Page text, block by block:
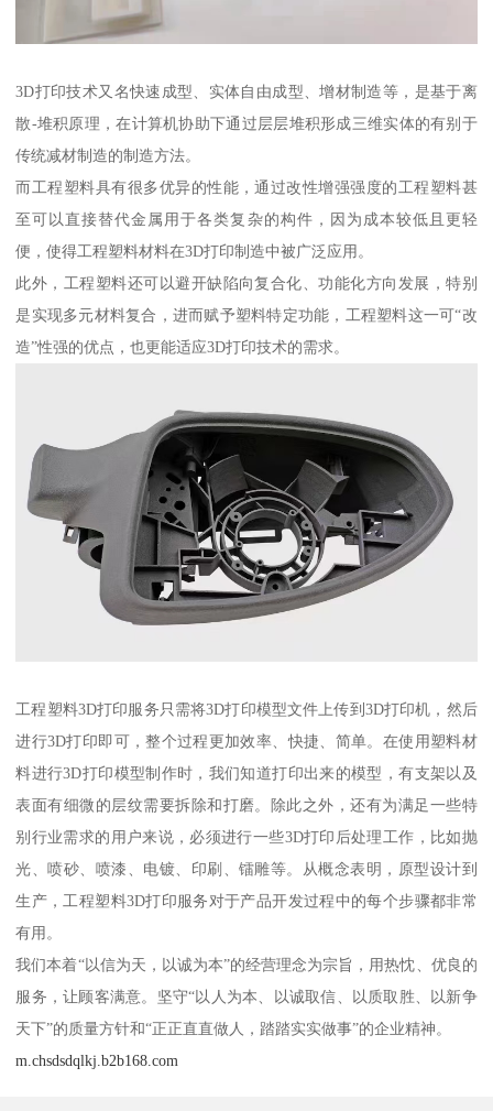
3D打印技术又名快速成型、实体自由成型、增材制造等，是基于离
散-堆积原理，在计算机协助下通过层层堆积形成三维实体的有别于
传统减材制造的制造方法。
而工程塑料具有很多优异的性能，通过改性增强强度的工程塑料甚
至可以直接替代金属用于各类复杂的构件，因为成本较低且更轻
便，使得工程塑料材料在3D打印制造中被广泛应用。
此外，工程塑料还可以避开缺陷向复合化、功能化方向发展，特别
是实现多元材料复合，进而赋予塑料特定功能，工程塑料这一可“改
造”性强的优点，也更能适应3D打印技术的需求。
工程塑料3D打印服务只需将3D打印模型文件上传到3D打印机，然后
进行3D打印即可，整个过程更加效率、快捷、简单。在使用塑料材
料进行3D打印模型制作时，我们知道打印出来的模型，有支架以及
表面有细微的层纹需要拆除和打磨。除此之外，还有为满足一些特
别行业需求的用户来说，必须进行一些3D打印后处理工作，比如抛
光、喷砂、喷漆、电镀、印刷、镭雕等。从概念表明，原型设计到
生产，工程塑料3D打印服务对于产品开发过程中的每个步骤都非常
有用。
我们本着“以信为天，以诚为本”的经营理念为宗旨，用热忱、优良的
服务，让顾客满意。坚守“以人为本、以诚取信、以质取胜、以新争
天下”的质量方针和“正正直直做人，踏踏实实做事”的企业精神。
m.chsdsdqlkj.b2b168.com